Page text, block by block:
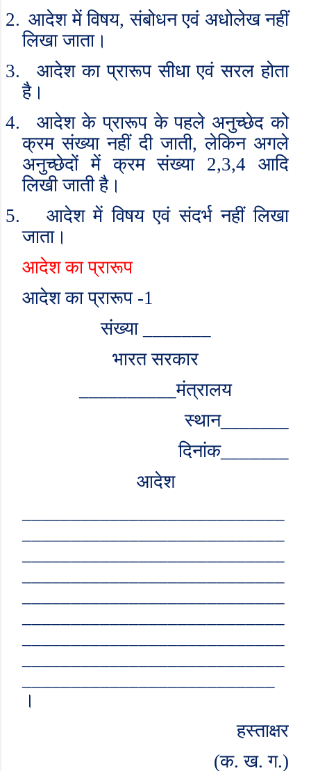
2. आदेश में विषय,संबोधन एवं अधोलेख नहीं
लिखा जाता।
3.
आदेश का प्रारूप सीधा एवं सरल होता
है।
4.
आदेश के प्रारूप के पहले अनुच्छेद को
क्रम संख्या नहीं दी जाती,लेकिन अगले
अनुच्छेदों में क्रम संख्या 2,3,4 आदि
लिखी जाती है।
5.
आदेश में विषय एवं संदर्भ नहीं लिखा
जाता।
आदेश का प्रारूप
आदेश का प्रारूप -1
संख्या
भारत सरकार
__________मंत्रालय
स्थान_______
दिनांक_______
आदेश
।
हस्ताक्षर
(क. ख. ग.)